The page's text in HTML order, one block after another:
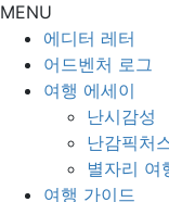
MENU
에디터 레터
어드벤처 로그
여행 에세이
난시감성
난감픽처
별자리 여
여행 가이드